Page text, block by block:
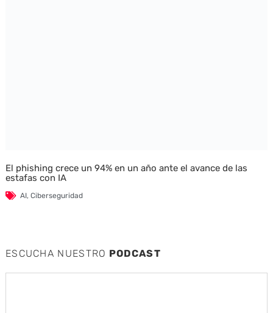
El phishing crece un 94% en un año ante el avance de las
estafas con IA
AI, Ciberseguridad
ESCUCHA NUESTRO PODCAST